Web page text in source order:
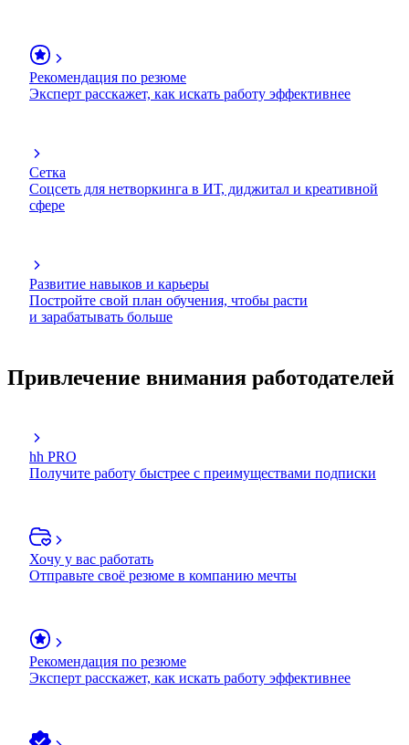
Рекомендация по резюме
Эксперт расскажет, как искать работу эффективнее
Сетка
Соцсеть для нетворкинга в ИТ, диджитал и креативной
сфере
Развитие навыков и карьеры
Постройте свой план обучения, чтобы расти
и зарабатывать больше
Привлечение внимания работодателей
hh PRO
Получите работу быстрее с преимуществами подписки
Хочу у вас работать
Отправьте своё резюме в компанию мечты
Рекомендация по резюме
Эксперт расскажет, как искать работу эффективнее